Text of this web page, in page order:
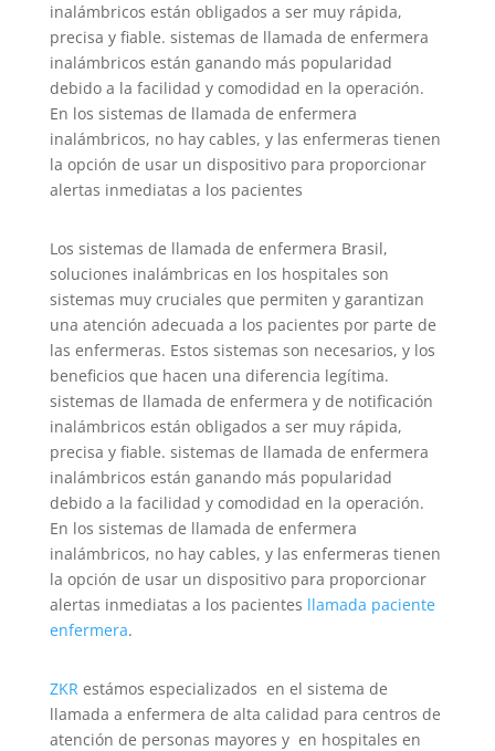
inalámbricos están obligados a ser muy rápida,
precisa y fiable. sistemas de llamada de enfermera
inalámbricos están ganando más popularidad
debido a la facilidad y comodidad en la operación.
En los sistemas de llamada de enfermera
inalámbricos, no hay cables, y las enfermeras tienen
la opción de usar un dispositivo para proporcionar
alertas inmediatas a los pacientes
Los sistemas de llamada de enfermera Brasil,
soluciones inalámbricas en los hospitales son
sistemas muy cruciales que permiten y garantizan
una atención adecuada a los pacientes por parte de
las enfermeras. Estos sistemas son necesarios, y los
beneficios que hacen una diferencia legítima.
sistemas de llamada de enfermera y de notificación
inalámbricos están obligados a ser muy rápida,
precisa y fiable. sistemas de llamada de enfermera
inalámbricos están ganando más popularidad
debido a la facilidad y comodidad en la operación.
En los sistemas de llamada de enfermera
inalámbricos, no hay cables, y las enfermeras tienen
la opción de usar un dispositivo para proporcionar
alertas inmediatas a los pacientes llamada paciente
enfermera.
ZKRestámos especializados en el sistema de
llamada a enfermera de alta calidad para centros de
atención de personas mayores y en hospitales en